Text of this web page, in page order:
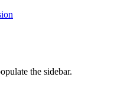
the sidebar.